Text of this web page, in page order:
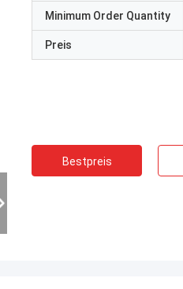
Minimum Order Quantity
Preis
Bestpreis